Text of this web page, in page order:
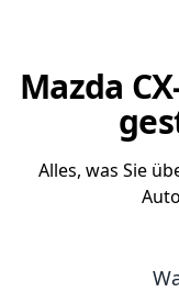
Mazda
Alles, was Sie